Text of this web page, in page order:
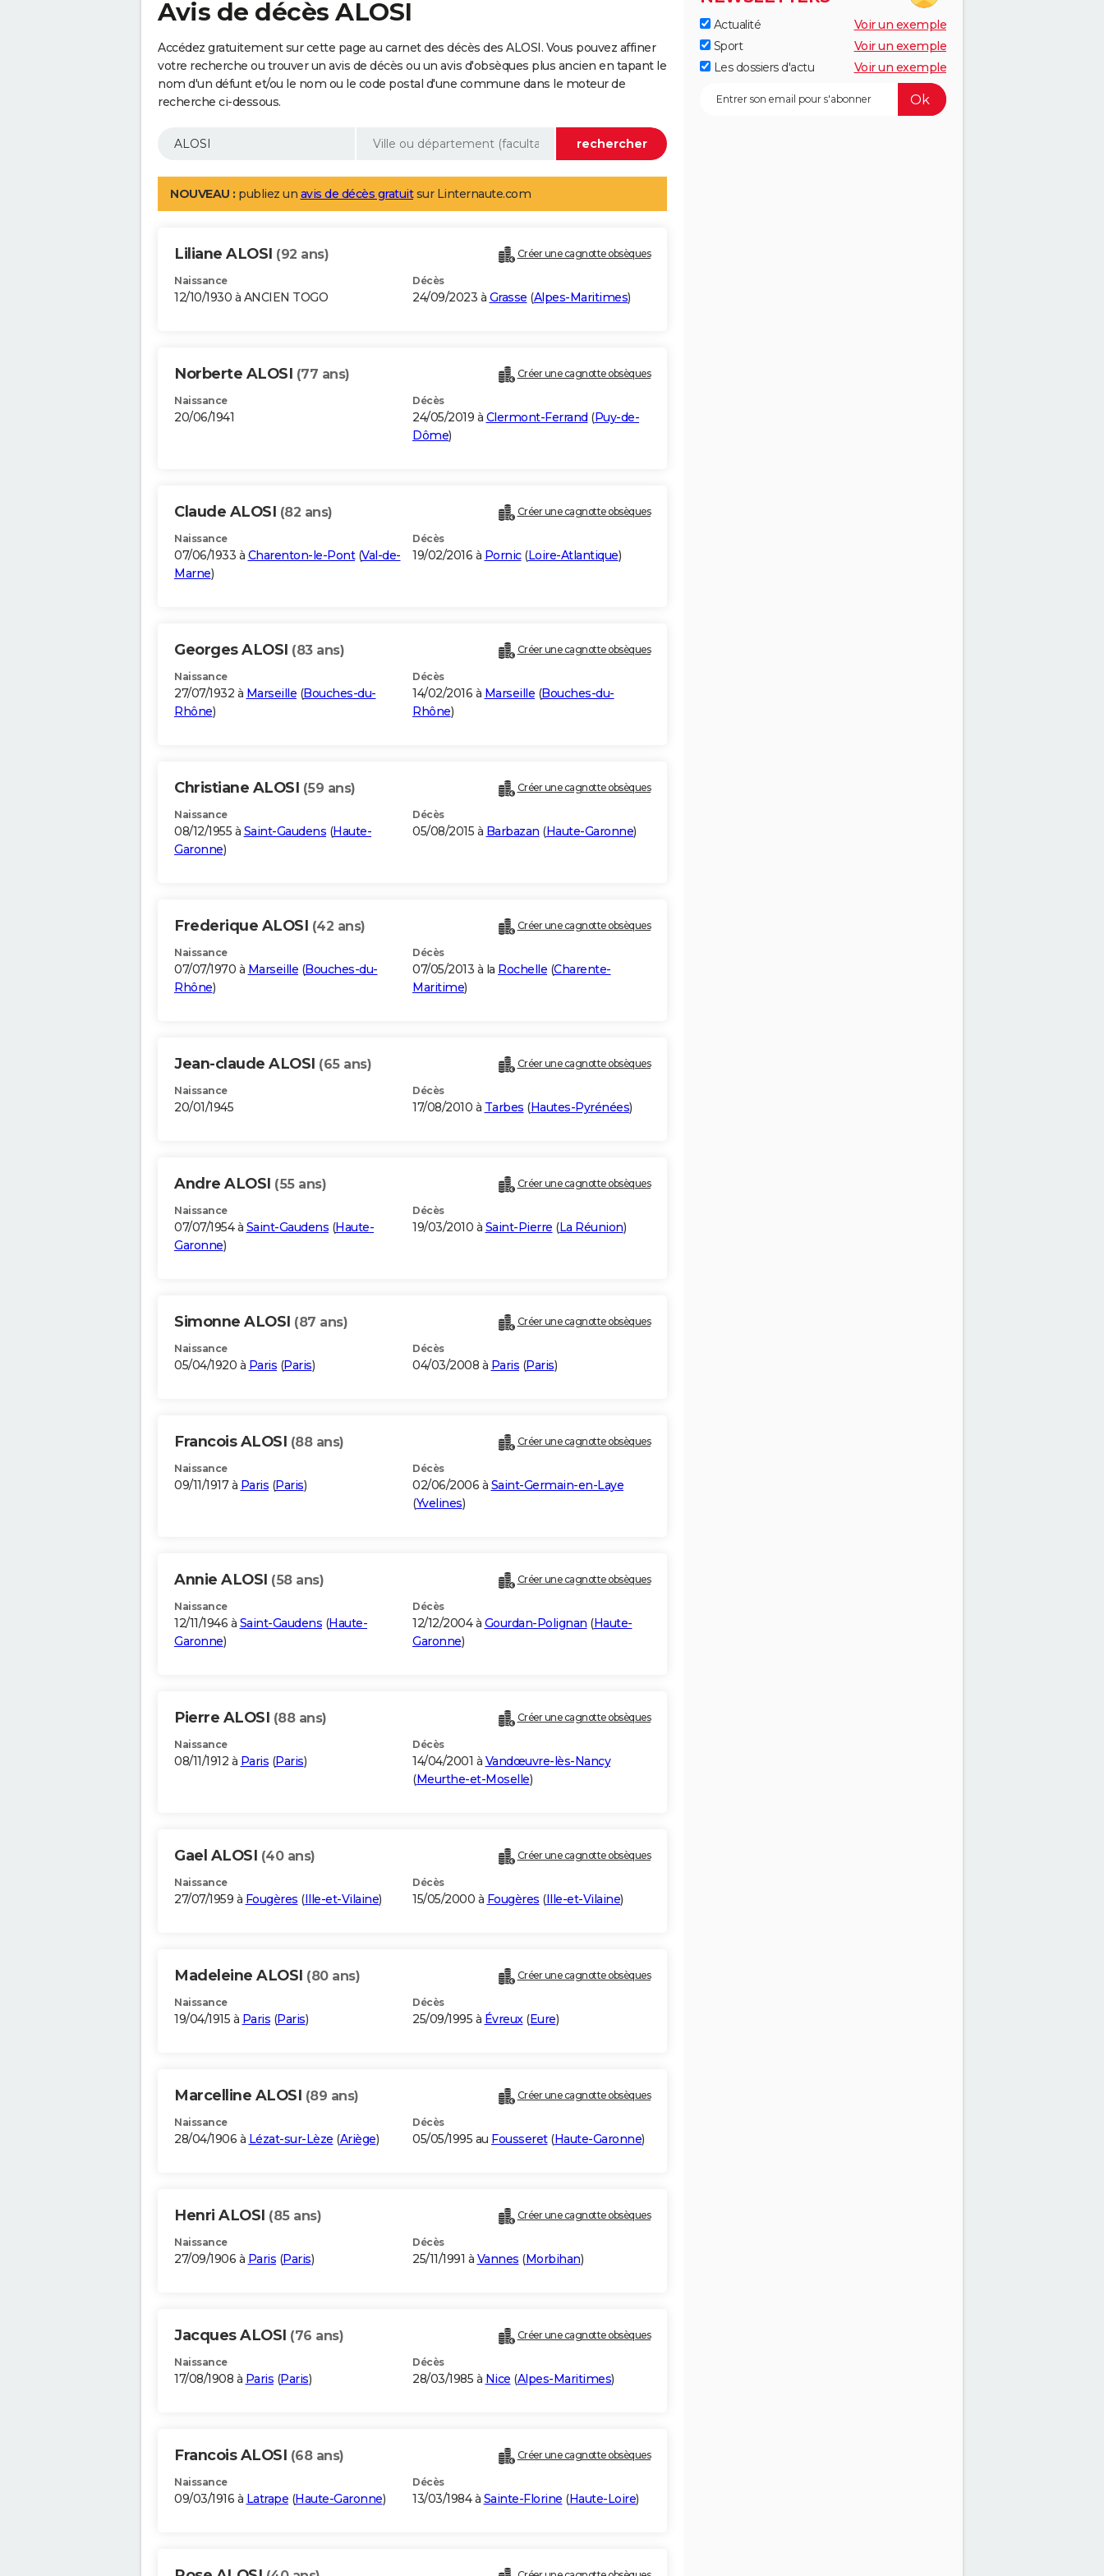
Avis de décès ALOSI
Accédez gratuitement sur cette page au carnet des décès des ALOSI. Vous pouvez affiner
votre recherche ou trouver un avis de décès ou un avis d'obsèques plus ancien en tapant le
nom d'un défunt et/ou le nom ou le code postal d'une commune dans le moteur de
recherche ci-dessous.
NOUVEAU : publiez un avis de décès gratuitsur Linternaute.com
Liliane ALOSI (92 ans) Créer une cagnotte obsèques
Naissance
12/10/1930 à ANCIEN TOGO
Décès
24/09/2023 à Grasse (Alpes-Maritimes)
Norberte ALOSI (77 ans) Créer une cagnotte obsèques
Naissance
20/06/1941
Décès
24/05/2019 à Clermont-Ferrand (Puy-de-
Dôme)
Claude ALOSI (82 ans) Créer une cagnotte obsèques
Naissance
07/06/1933 à Charenton-le-Pont(Val-de-
Marne)
Décès
19/02/2016 à Pornic(Loire-Atlantique)
Georges ALOSI (83 ans) Créer une cagnotte obsèques
Naissance
27/07/1932 à Marseille (Bouches-du-
Rhône)
Décès
14/02/2016 à Marseille (Bouches-du-
Rhône)
Christiane ALOSI (59 ans) Créer une cagnotte obsèques
Naissance
08/12/1955 à Saint-Gaudens (Haute-
Garonne)
Décès
05/08/2015 à Barbazan (Haute-Garonne)
Frederique ALOSI (42 ans) Créer une cagnotte obsèques
Naissance
07/07/1970 à Marseille (Bouches-du-
Rhône)
Décès
07/05/2013 à la Rochelle (Charente-
Maritime)
Jean-claude ALOSI (65 ans) Créer une cagnotte obsèques
Naissance
20/01/1945
Décès
17/08/2010 à Tarbes (Hautes-Pyrénées)
Andre ALOSI (55 ans) Créer une cagnotte obsèques
Naissance
07/07/1954 à Saint-Gaudens (Haute-
Garonne)
Décès
19/03/2010 à Saint-Pierre (La Réunion)
Simonne ALOSI (87 ans) Créer une cagnotte obsèques
Naissance
05/04/1920 à Paris (Paris)
Décès
04/03/2008 à Paris (Paris)
Francois ALOSI (88 ans) Créer une cagnotte obsèques
Naissance
09/11/1917 à Paris (Paris)
Décès
02/06/2006 à Saint-Germain-en-Laye
(Yvelines)
Annie ALOSI (58 ans) Créer une cagnotte obsèques
Naissance
12/11/1946 à Saint-Gaudens (Haute-
Garonne)
Décès
12/12/2004 à Gourdan-Polignan (Haute-
Garonne)
Pierre ALOSI (88 ans) Créer une cagnotte obsèques
Naissance
08/11/1912 à Paris (Paris)
Décès
14/04/2001 à Vandœuvre-lès-Nancy
(Meurthe-et-Moselle)
Gael ALOSI (40 ans) Créer une cagnotte obsèques
Naissance
27/07/1959 à Fougères (Ille-et-Vilaine)
Décès
15/05/2000 à Fougères (Ille-et-Vilaine)
Madeleine ALOSI (80 ans) Créer une cagnotte obsèques
Naissance
19/04/1915 à Paris (Paris)
Décès
25/09/1995 à Évreux(Eure)
Marcelline ALOSI (89 ans) Créer une cagnotte obsèques
Naissance
28/04/1906 à Lézat-sur-Lèze (Ariège)
Décès
05/05/1995 au Fousseret(Haute-Garonne)
Henri ALOSI (85 ans) Créer une cagnotte obsèques
Naissance
27/09/1906 à Paris (Paris)
Décès
25/11/1991 à Vannes (Morbihan)
Jacques ALOSI (76 ans) Créer une cagnotte obsèques
Naissance
17/08/1908 à Paris (Paris)
Décès
28/03/1985 à Nice (Alpes-Maritimes)
Francois ALOSI (68 ans) Créer une cagnotte obsèques
Naissance
09/03/1916 à Latrape (Haute-Garonne)
Décès
13/03/1984 à Sainte-Florine (Haute-Loire)
Actualité
Voir un exemple
Sport
Voir un exemple
Les dossiers d'actu
Voir un exemple